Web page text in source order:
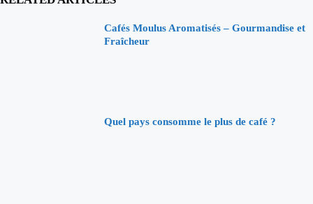
Cafés Moulus Aromatisés – Gourmandise et
Fraîcheur
Quel pays consomme le plus de café ?